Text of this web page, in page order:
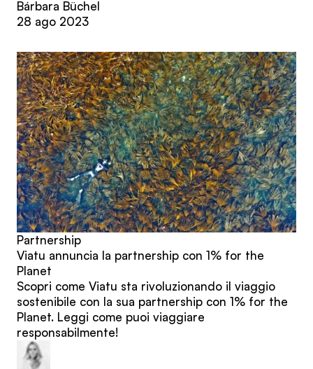
Bárbara Büchel
28 ago 2023
Partnership
Viatu annuncia la partnership con 1% for the
Planet
Scopri come Viatu sta rivoluzionando il viaggio
sostenibile con la sua partnership con 1% for the
Planet. Leggi come puoi viaggiare
responsabilmente!